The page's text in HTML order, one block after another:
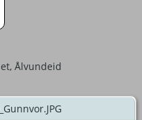
Ålvundeid